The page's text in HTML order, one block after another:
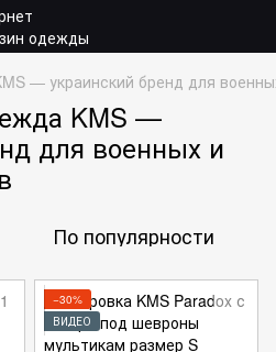
— украинский бренд для
KMS —
для военных и
По популярности
−30%
ВИДЕО